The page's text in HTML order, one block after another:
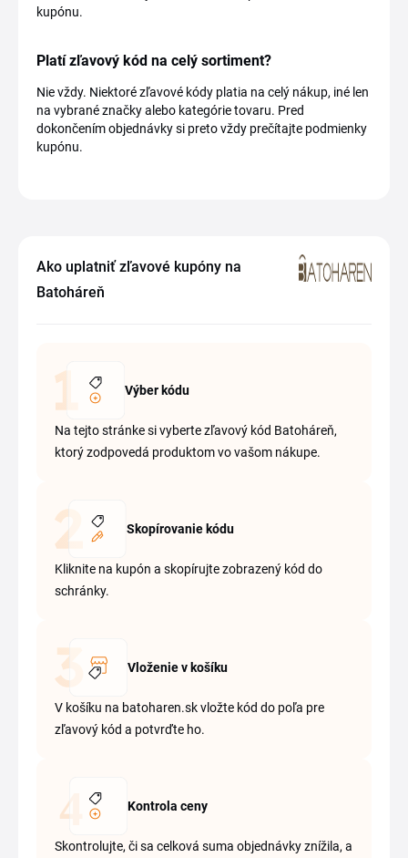
kupónu.
Platí zľavový kód na celý sortiment?
Nie vždy. Niektoré zľavové kódy platia na celý nákup, iné len
na vybrané značky alebo kategórie tovaru. Pred
dokončením objednávky si preto vždy prečítajte podmienky
kupónu.
Ako uplatniť zľavové kupóny na
Batoháreň
Výber kódu
Na tejto stránke si vyberte zľavový kód Batoháreň,
ktorý zodpovedá produktom vo vašom nákupe.
Skopírovanie kódu
Kliknite na kupón a skopírujte zobrazený kód do
schránky.
Vloženie v košíku
V košíku na batoharen.sk vložte kód do poľa pre
zľavový kód a potvrďte ho.
Kontrola ceny
Skontrolujte, či sa celková suma objednávky znížila, a